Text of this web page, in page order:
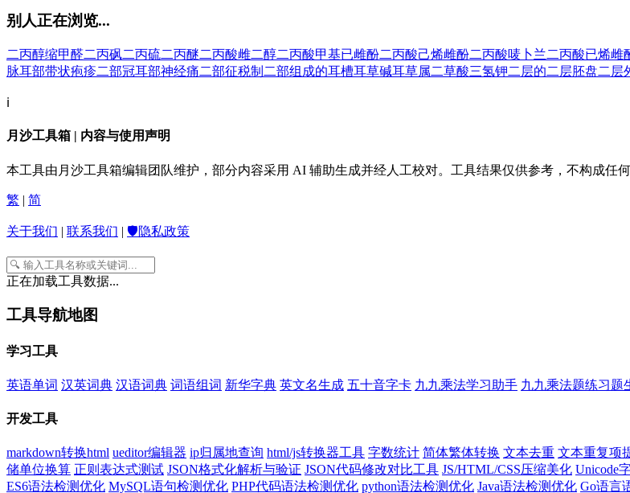
别人正在浏览...
二丙醇缩甲醛二丙砜二丙硫二丙醚二丙酸雌二醇二丙酸甲基已雌酚二丙酸己烯雌酚二丙酸唛卜兰二丙酸已烯雌
脉耳部带状疱疹二部冠耳部神经痛二部征税制 二部组成的耳槽耳草碱耳草属二草酸三氢钾二层的二层胚盘二层
ℹ️
月沙工具箱 | 内容与使用声明
本工具由月沙工具箱编辑团队维护，部分内容采用 AI 辅助生成并经人工校对。工具结果仅供参考，不构成任何
繁 | 简
关于我们 | 联系我们 | 🛡️隐私政策
正在加载工具数据...
工具导航地图
学习工具
英语单词 汉英词典 汉语词典 词语组词 新华字典 英文名生成 五十音字卡 九九乘法学习助手 九九乘法题练习题
开发工具
markdown转换html ueditor编辑器 ip归属地查询 html/js转换器工具 字数统计 简体繁体转换 文本去重 文本重复项
储单位换算 正则表达式测试 JSON格式化解析与验证 JSON代码修改对比工具 JS/HTML/CSS压缩美化 Unicode
ES6语法检测优化 MySQL语句检测优化 PHP代码语法检测优化 python语法检测优化 Java语法检测优化 Go语言